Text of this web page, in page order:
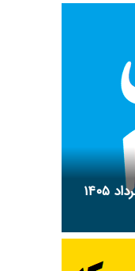
فال روزانه فردا جمعه ۱۶ مرداد ۱۴۰۵